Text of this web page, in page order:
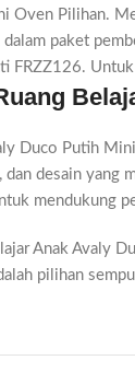
Oven Pilihan.
dalam paket
FRZZ126.
Duco Putih
desain yang
mendukung
Anak Avaly
pilihan